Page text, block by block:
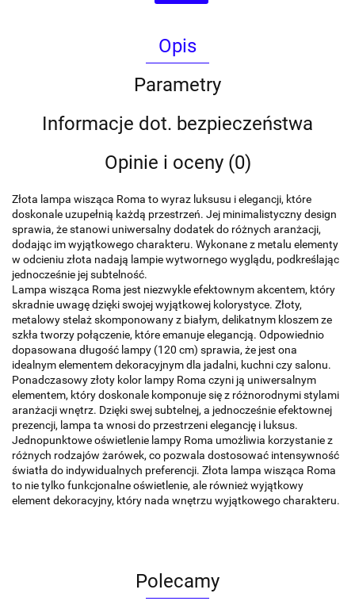
Opis
Parametry
Informacje dot. bezpieczeństwa
Opinie i oceny (0)
Złota lampa wisząca Roma to wyraz luksusu i elegancji, które
doskonale uzupełnią każdą przestrzeń. Jej minimalistyczny design
sprawia, że stanowi uniwersalny dodatek do różnych aranżacji,
dodając im wyjątkowego charakteru. Wykonane z metalu elementy
w odcieniu złota nadają lampie wytwornego wyglądu, podkreślając
jednocześnie jej subtelność.
Lampa wisząca Roma jest niezwykle efektownym akcentem, który
skradnie uwagę dzięki swojej wyjątkowej kolorystyce. Złoty,
metalowy stelaż skomponowany z białym, delikatnym kloszem ze
szkła tworzy połączenie, które emanuje elegancją. Odpowiednio
dopasowana długość lampy (120 cm) sprawia, że jest ona
idealnym elementem dekoracyjnym dla jadalni, kuchni czy salonu.
Ponadczasowy złoty kolor lampy Roma czyni ją uniwersalnym
elementem, który doskonale komponuje się z różnorodnymi stylami
aranżacji wnętrz. Dzięki swej subtelnej, a jednocześnie efektownej
prezencji, lampa ta wnosi do przestrzeni elegancję i luksus.
Jednopunktowe oświetlenie lampy Roma umożliwia korzystanie z
różnych rodzajów żarówek, co pozwala dostosować intensywność
światła do indywidualnych preferencji. Złota lampa wisząca Roma
to nie tylko funkcjonalne oświetlenie, ale również wyjątkowy
element dekoracyjny, który nada wnętrzu wyjątkowego charakteru.
Polecamy